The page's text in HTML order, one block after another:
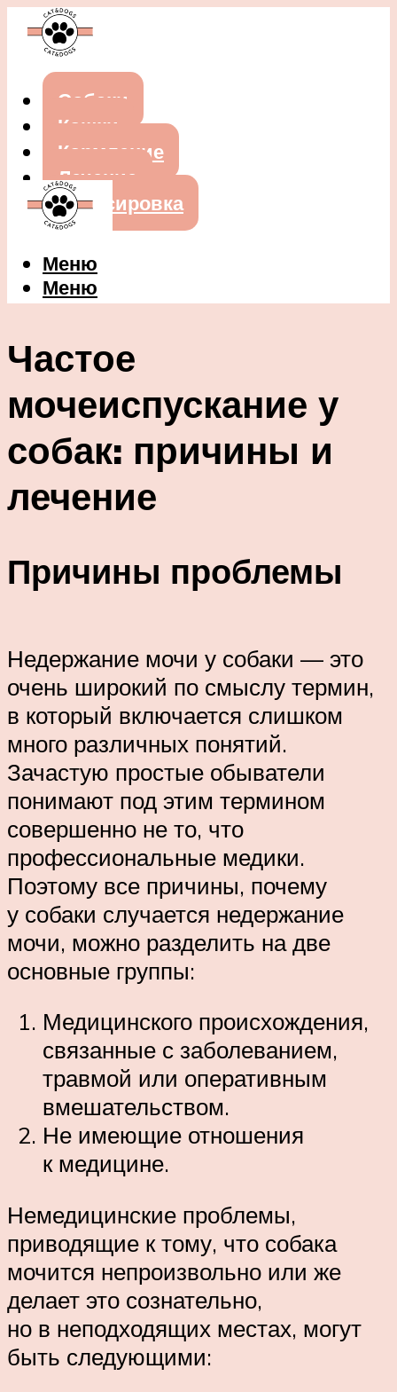
Собаки
Кошки
Кормление
Лечение
Дрессировка
Меню
Меню
Частое
мочеиспускание у
собак: причины и
лечение
Причины проблемы
Недержание мочи у собаки — это
очень широкий по смыслу термин,
в который включается слишком
много различных понятий.
Зачастую простые обыватели
понимают под этим термином
совершенно не то, что
профессиональные медики.
Поэтому все причины, почему
у собаки случается недержание
мочи, можно разделить на две
основные группы:
Медицинского происхождения,
связанные с заболеванием,
травмой или оперативным
вмешательством.
Не имеющие отношения
к медицине.
Немедицинские проблемы,
приводящие к тому, что собака
мочится непроизвольно или же
делает это сознательно,
но в неподходящих местах, могут
быть следующими: